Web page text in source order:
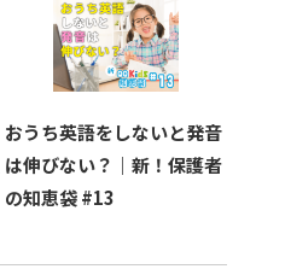
おうち英語をしないと発音
は伸びない？｜新！保護者
の知恵袋 #13